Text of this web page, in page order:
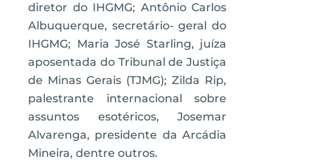
diretor do IHGMG; Antônio Carlos
Albuquerque, secretário- geral do
IHGMG; Maria José Starling, juíza
aposentada do Tribunal de Justiça
de Minas Gerais (TJMG); Zilda Rip,
palestrante internacional sobre
assuntos esotéricos, Josemar
Alvarenga, presidente da Arcádia
Mineira, dentre outros.